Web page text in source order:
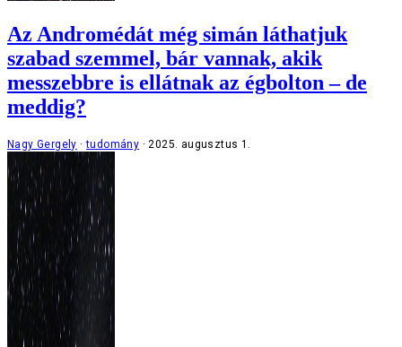
Az Andromédát még simán láthatjuk
szabad szemmel, bár vannak, akik
messzebbre is ellátnak az égbolton – de
meddig?
Nagy Gergely tudomány 2025. augusztus 1.